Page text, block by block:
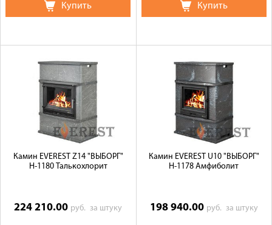
Купить Купить
Камин EVEREST Z14 "ВЫБОРГ"
Н-1180 Талькохлорит
224 210.00 руб.за штуку
Камин EVEREST U10 "ВЫБОРГ"
Н-1178 Амфиболит
198 940.00 руб. за штуку